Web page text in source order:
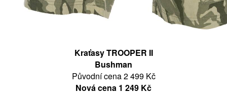
Kraťasy TROOPER II
Bushman
Původní cena 2 499 Kč
Nová cena 1 249 Kč